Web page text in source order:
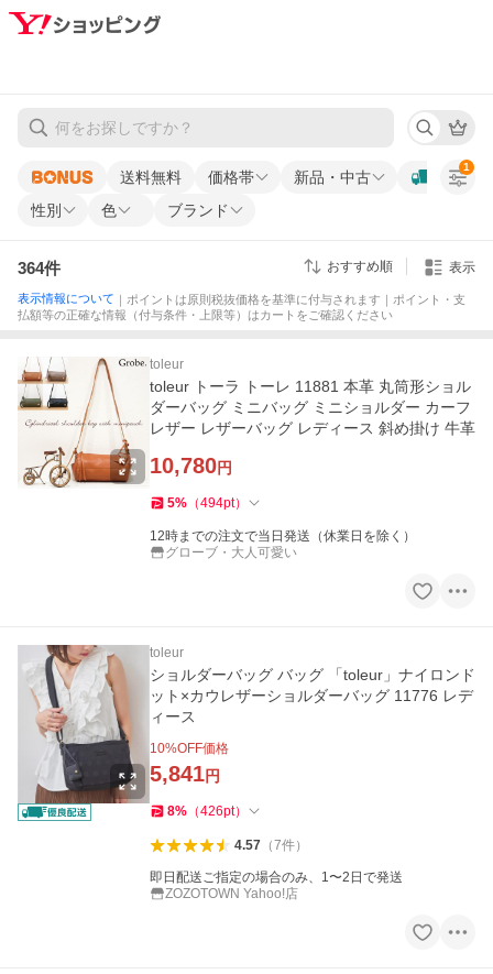
送料無料 価格帯
新品・中古
性別
色 ブランド
1
364件 おすすめ順 表示
表示情報について ｜ポイントは原則税抜価格を基準に付与されます｜ポイント・支
払額等の正確な情報（付与条件・上限等）はカートをご確認ください
toleur
toleur トーラ トーレ 11881 本革 丸筒形ショル
ダーバッグ ミニバッグ ミニショルダー カーフ
レザー レザーバッグ レディース 斜め掛け 牛革
10,780円
5% （494pt）
12時までの注文で当日発送（休業日を除く）
グローブ・大人可愛い
toleur
ショルダーバッグ バッグ 「toleur」ナイロンド
ット×カウレザーショルダーバッグ 11776 レデ
ィース
10%OFF価格
5,841円
8% （426pt）
4.57（7件）
即日配送ご指定の場合のみ、1〜2日で発送
ZOZOTOWN Yahoo!店